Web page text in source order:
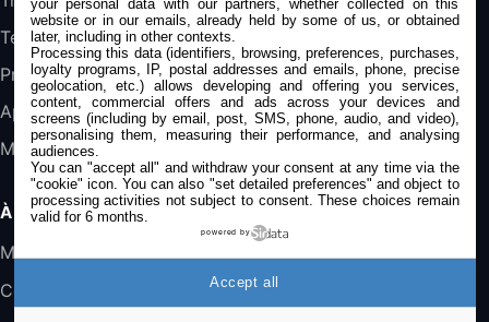
Tests
Promos
Apple
Mac
À PROPOS
Mentions légales
Confidentialité
your personal data with our partners, whether collected on this
website or in our emails, already held by some of us, or obtained
later, including in other contexts.
Processing this data (identifiers, browsing, preferences, purchases,
loyalty programs, IP, postal addresses and emails, phone, precise
geolocation, etc.) allows developing and offering you services,
content, commercial offers and ads across your devices and
screens (including by email, post, SMS, phone, audio, and video),
personalising them, measuring their performance, and analysing
audiences.
You can "accept all" and withdraw your consent at any time via the
"cookie" icon. You can also "set detailed preferences" and object to
processing activities not subject to consent. These choices remain
valid for 6 months.
powered by
Accept all